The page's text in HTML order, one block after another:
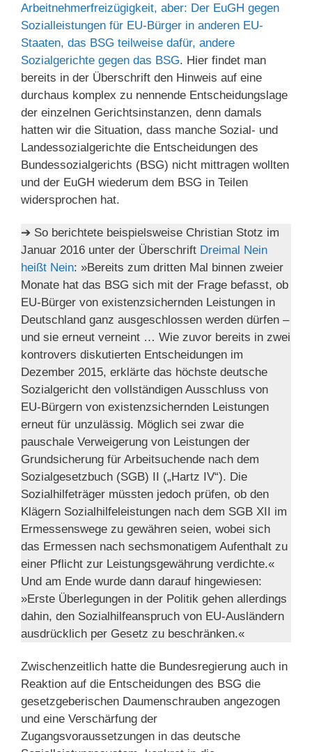
Arbeitnehmerfreizügigkeit, aber: Der EuGH gegen
Sozialleistungen für EU-Bürger in anderen EU-
Staaten, das BSG teilweise dafür, andere
Sozialgerichte gegen das BSG. Hier findet man
bereits in der Überschrift den Hinweis auf eine
durchaus komplex zu nennende Entscheidungslage
der einzelnen Gerichtsinstanzen, denn damals
hatten wir die Situation, dass manche Sozial- und
Landessozialgerichte die Entscheidungen des
Bundessozialgerichts (BSG) nicht mittragen wollten
und der EuGH wiederum dem BSG in Teilen
widersprochen hat.
➔ So berichtete beispielsweise Christian Stotz im
Januar 2016 unter der Überschrift Dreimal Nein
heißt Nein: »Bereits zum dritten Mal binnen zweier
Monate hat das BSG sich mit der Frage befasst, ob
EU-Bürger von existenzsichernden Leistungen in
Deutschland ganz ausgeschlossen werden dürfen –
und sie erneut verneint … Wie zuvor bereits in zwei
kontrovers diskutierten Entscheidungen im
Dezember 2015, erklärte das höchste deutsche
Sozialgericht den vollständigen Ausschluss von
EU-Bürgern von existenzsichernden Leistungen
erneut für unzulässig. Möglich sei zwar die
pauschale Verweigerung von Leistungen der
Grundsicherung für Arbeitsuchende nach dem
Sozialgesetzbuch (SGB) II („Hartz IV“). Die
Sozialhilfeträger müssten jedoch prüfen, ob den
Klägern Sozialhilfeleistungen nach dem SGB XII im
Ermessenswege zu gewähren seien, wobei sich
das Ermessen nach sechsmonatigem Aufenthalt zu
einer Pflicht zur Leistungsgewährung verdichte.«
Und am Ende wurde dann darauf hingewiesen:
»Erste Überlegungen in der Politik gehen allerdings
dahin, den Sozialhilfeanspruch von EU-Ausländern
ausdrücklich per Gesetz zu beschränken.«
Zwischenzeitlich hatte die Bundesregierung auch in
Reaktion auf die Entscheidungen des BSG die
gesetzgeberischen Daumenschrauben angezogen
und eine Verschärfung der
Zugangsvoraussetzungen in das deutsche